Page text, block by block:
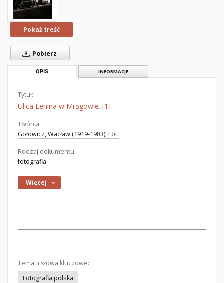
Pokaż treść
Pobierz
OPIS INFORMACJE
Tytuł:
Ulica Lenina w Mrągowie. [1]
Twórca:
Gołowicz, Wacław (1919-1983). Fot.
Rodzaj dokumentu:
fotografia
Więcej
Temat i słowa kluczowe:
Fotografia polska